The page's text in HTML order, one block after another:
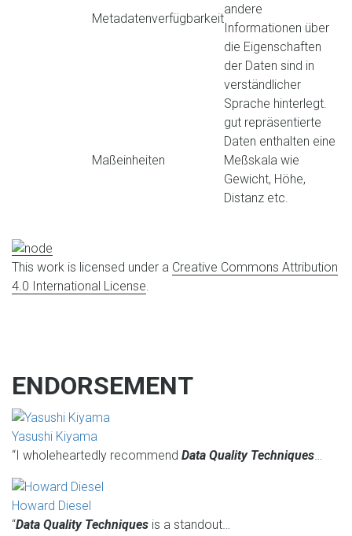
Metadatenverfügbarkeit
andere
Informationen über
die Eigenschaften
der Daten sind in
verständlicher
Sprache hinterlegt.
Maßeinheiten
gut repräsentierte
Daten enthalten eine
Meßskala wie
Gewicht, Höhe,
Distanz etc.
This work is licensed under a Creative Commons Attribution
4.0 International License
ENDORSEMENT
Yasushi Kiyama
“I wholeheartedly recommend Data Quality Techniques…
Howard Diesel
“Data Quality Techniques is a standout…